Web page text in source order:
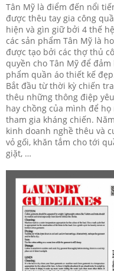
Tân Mỹ là điểm đến nổi
được thêu tay gia công
hiện và gìn giữ bởi 4 thế
các sản phẩm Tân Mỹ là
được tạo bởi các thợ thủ
quyền cho Tân Mỹ để
phẩm quần áo thiết kế
Bắt đầu từ thời kỳ chiến
thêu những thông điệp
hay chồng của mình để
tham gia kháng chiến.
kinh doanh nghề thêu và
vỏ gối, khăn tắm cho tới
giặt, …